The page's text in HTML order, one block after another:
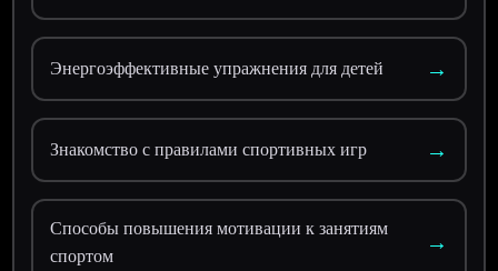
Энергоэффективные упражнения для детей →
Знакомство с правилами спортивных игр →
Способы повышения мотивации к занятиям
спортом
→